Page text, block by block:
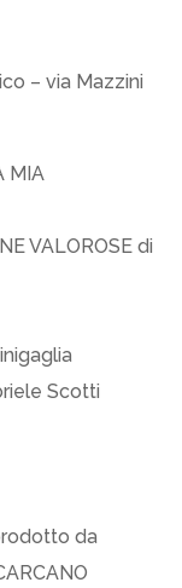
– via Mazzini
MIA
VALOROSE di
Scotti
da